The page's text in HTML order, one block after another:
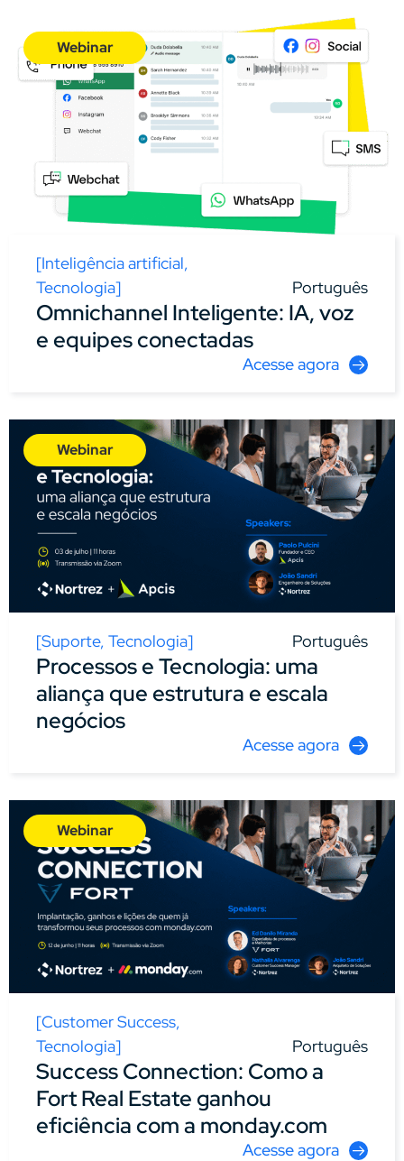
Webinar
[Inteligência artificial,
Tecnologia] Português
Omnichannel Inteligente: IA, voz
e equipes conectadas
Acesse agora
Webinar
[Suporte, Tecnologia] Português
Processos e Tecnologia: uma
aliança que estrutura e escala
negócios
Acesse agora
Webinar
[Customer Success,
Tecnologia] Português
Success Connection: Como a
Fort Real Estate ganhou
eficiência com a monday.com
Acesse agora